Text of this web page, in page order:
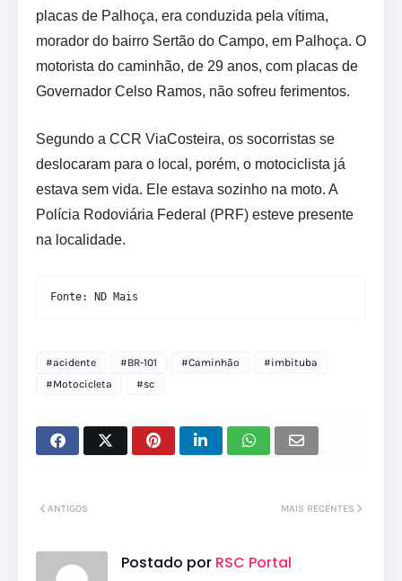
placas de Palhoça, era conduzida pela vítima,
morador do bairro Sertão do Campo, em Palhoça. O
motorista do caminhão, de 29 anos, com placas de
Governador Celso Ramos, não sofreu ferimentos.
Segundo a CCR ViaCosteira, os socorristas se
deslocaram para o local, porém, o motociclista já
estava sem vida. Ele estava sozinho na moto. A
Polícia Rodoviária Federal (PRF) esteve presente
na localidade.
Fonte: ND Mais
#acidente #BR-101 #Caminhão
#imbituba
#Motocicleta
#sc
MAIS RECENTES
ANTIGOS
Postado por RSC Portal